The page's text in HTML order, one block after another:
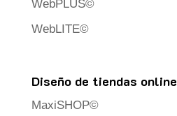
WebPLUS©
WebLITE©
Diseño de tiendas online
MaxiSHOP©